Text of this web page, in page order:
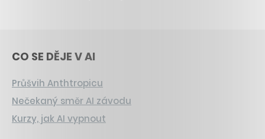
CO SE DĚJE V AI
Průšvih Anthtropicu
Nečekaný směr AI závodu
Kurzy, jak AI vypnout